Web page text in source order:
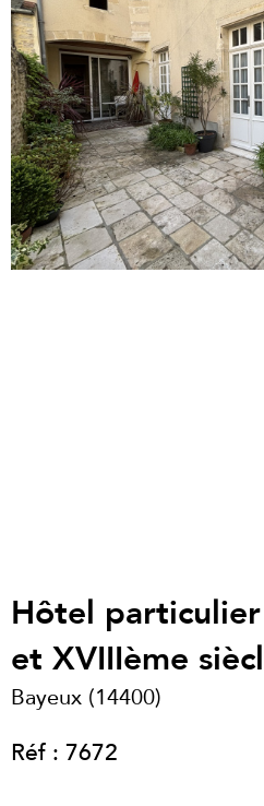
Hôtel
et XVIIIème
Bayeux (14400)
Réf : 7672